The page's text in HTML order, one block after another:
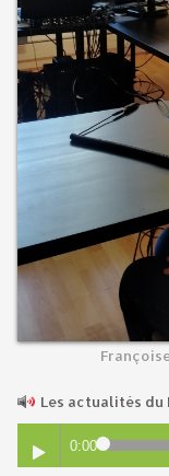
Les actualités du
0:00